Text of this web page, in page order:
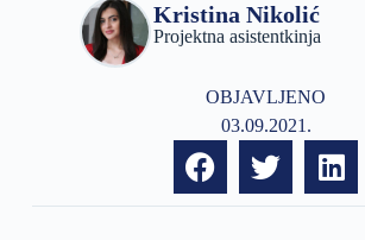
Kristina Nikolić
Projektna asistentkinja
OBJAVLJENO
03.09.2021.